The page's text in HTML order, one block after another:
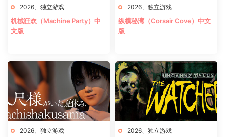
2026 独立游戏
机械狂欢（Machine Party）中
文版
2026 独立游戏
纵横秘湾（Corsair Cove）中文
版
2026 独立游戏 2026 独立游戏